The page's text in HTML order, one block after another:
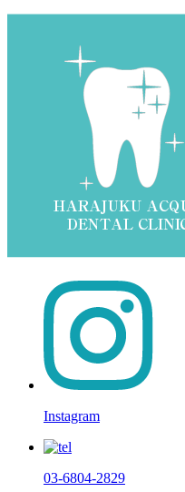
Instagram
03-6804-2829